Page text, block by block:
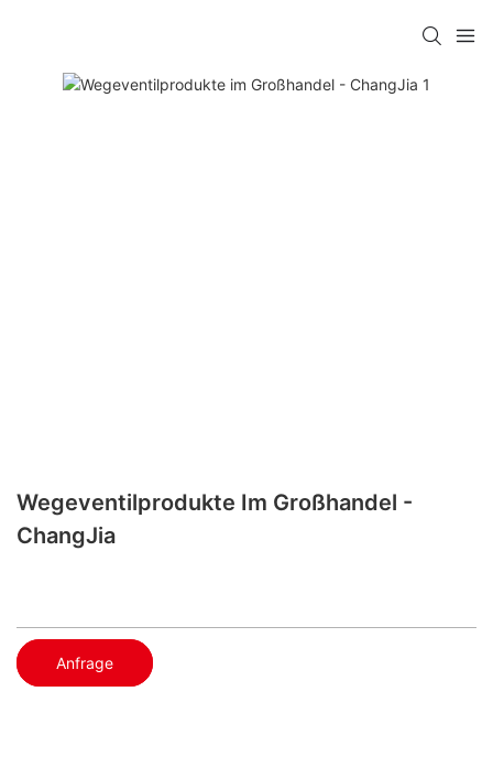
Wegeventilprodukte Im Großhandel -
ChangJia
Anfrage